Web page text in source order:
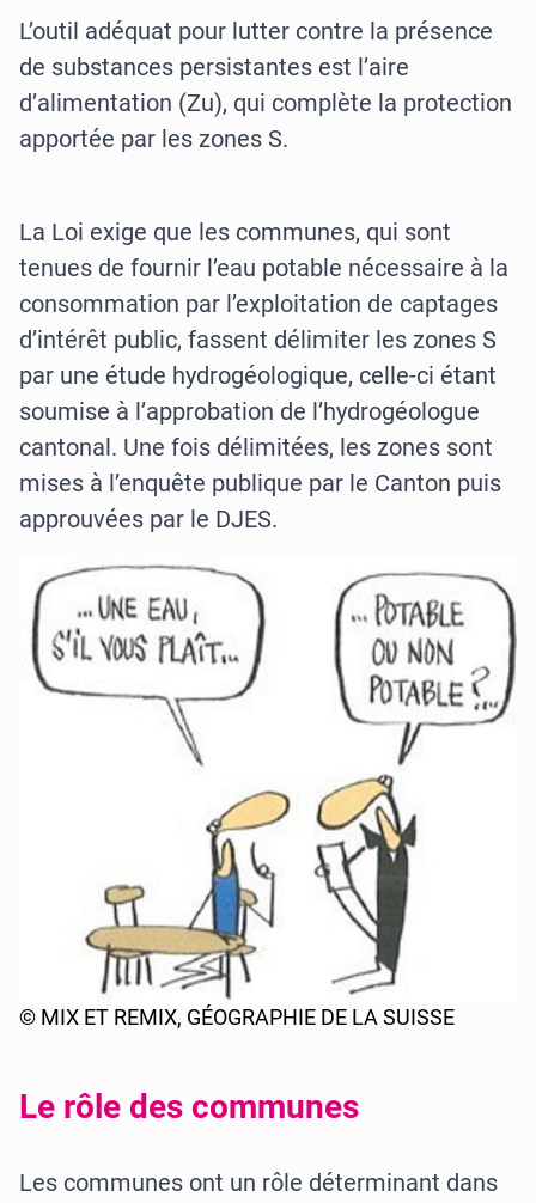
L’outil adéquat pour lutter contre la présence
de substances persistantes est l’aire
d’alimentation (Zu), qui complète la protection
apportée par les zones S.
La Loi exige que les communes, qui sont
tenues de fournir l’eau potable nécessaire à la
consommation par l’exploitation de captages
d’intérêt public, fassent délimiter les zones S
par une étude hydrogéologique, celle-ci étant
soumise à l’approbation de l’hydrogéologue
cantonal. Une fois délimitées, les zones sont
mises à l’enquête publique par le Canton puis
approuvées par le DJES.
© MIX ET REMIX, GÉOGRAPHIE DE LA SUISSE
Le rôle des communes
Les communes ont un rôle déterminant dans